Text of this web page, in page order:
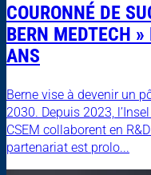
COURONNÉ DE
BERN MEDTECH »
ANS
Berne vise à devenir un
2030. Depuis 2023,
CSEM collaborent en
partenariat est prolo...